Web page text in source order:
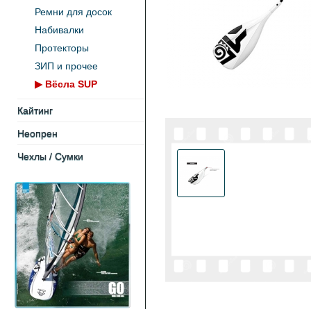
Ремни для досок
Набивалки
Протекторы
ЗИП и прочее
▶ Вёсла SUP
Кайтинг
Неопрен
Чехлы / Cумки